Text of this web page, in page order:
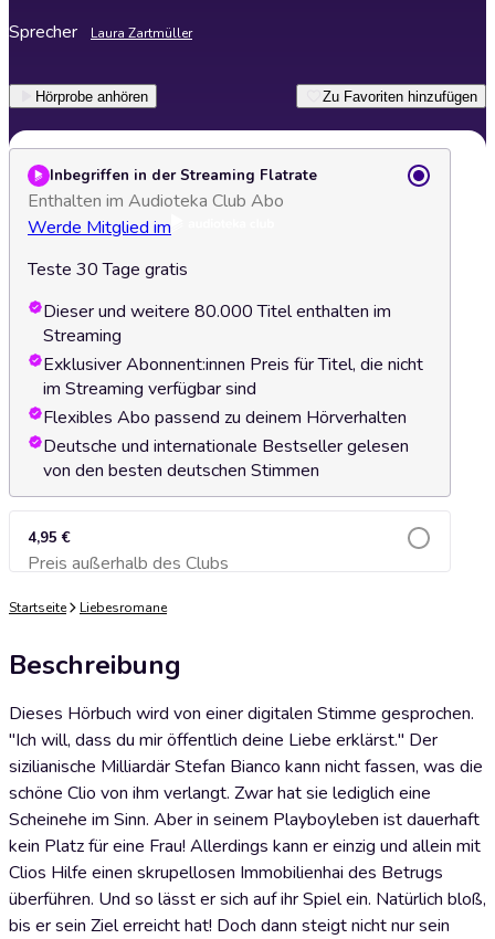
Sprecher Laura Zartmüller
Hörprobe anhören Zu Favoriten hinzufügen
Inbegriffen in der Streaming Flatrate
Enthalten im Audioteka Club Abo
Werde Mitglied im
Teste 30 Tage gratis
Dieser und weitere 80.000 Titel enthalten im
Streaming
Exklusiver Abonnent:innen Preis für Titel, die nicht
im Streaming verfügbar sind
Flexibles Abo passend zu deinem Hörverhalten
Deutsche und internationale Bestseller gelesen
von den besten deutschen Stimmen
4,95 €
Preis außerhalb des ClubsZum Warenkorb hinzufügen
Startseite Liebesromane
Beschreibung
Dieses Hörbuch wird von einer digitalen Stimme gesprochen.
"Ich will, dass du mir öffentlich deine Liebe erklärst." Der
sizilianische Milliardär Stefan Bianco kann nicht fassen, was die
schöne Clio von ihm verlangt. Zwar hat sie lediglich eine
Scheinehe im Sinn. Aber in seinem Playboyleben ist dauerhaft
kein Platz für eine Frau! Allerdings kann er einzig und allein mit
Clios Hilfe einen skrupellosen Immobilienhai des Betrugs
überführen. Und so lässt er sich auf ihr Spiel ein. Natürlich bloß,
bis er sein Ziel erreicht hat! Doch dann steigt nicht nur sein